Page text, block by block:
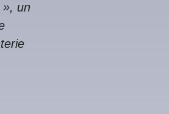
», un